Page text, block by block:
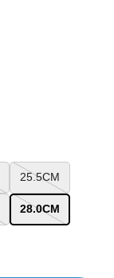
25.5CM
28.0CM